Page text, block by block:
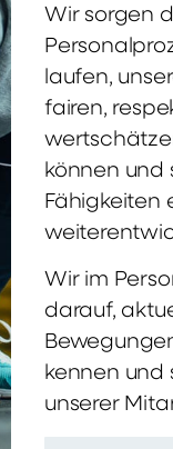
Wir sorgen
laufen,
fairen,
können und
Fähigkeiten
Wir im
darauf,
kennen und
unserer